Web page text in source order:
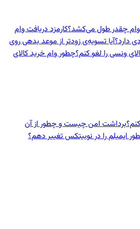
وام چقدر طول می‌کشد؟کارمزد دریافت وام
دارد؟آیا تسویه‌ی زودتر از موعد بدهی روی
ونسی را لغو کنم؟چطور وام خرید کالای
برداشت امن چیست و چطور از آن
ایمیلم را در نوبیتکس تغییر دهم؟